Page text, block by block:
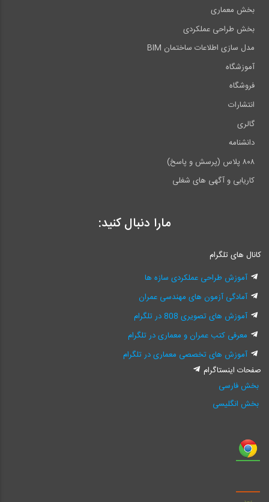
بخش معماری
بخش طراحی عملکردی
مدل سازی اطلاعات ساختمان BIM
آموزشگاه
فروشگاه
انتشارات
گالری
دانشنامه
۸۰۸ پلاس (پرسش و پاسخ)
کاریابی و آگهی های شغلی
مارا دنبال کنید:
کانال های تلگرام
آموزش طراحی عملکردی سازه ها
آمادگی آزمون های مهندسی عمران
آموزش های تصویری 808 در تلگرام
معرفی کتب عمران و معماری در تلگرام
آموزش های تخصصی معماری در تلگرام
صفحات اینستاگرام
بخش فارسی
بخش انگلیسی